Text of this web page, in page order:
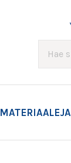
MATERIAALEJA